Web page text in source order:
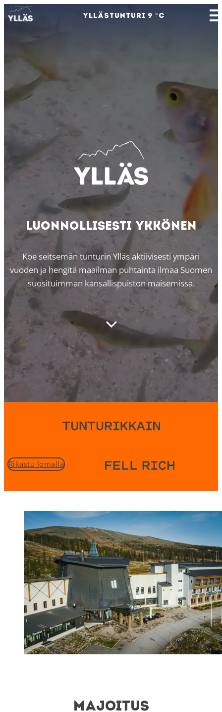
YLLÄSTUNTURI 9 °C
Luonnollisesti ykkönen
Koe seitsemän tunturin Ylläs aktiivisesti ympäri
vuoden ja hengitä maailman puhtainta ilmaa Suomen
suosituimman kansallispuiston maisemissa.
Rikastu lomalla
Majoitus